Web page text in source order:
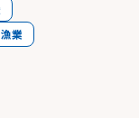
業